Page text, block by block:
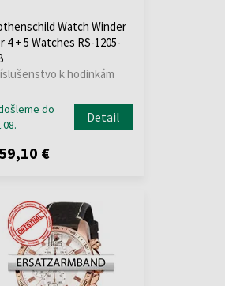
Watch Winder
4 + 5 Watches RS-1205-
k hodinkám
do
Detail
€